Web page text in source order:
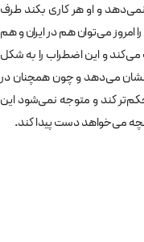
و او هر کاری بکند طرف
امروز می‌توان هم در ایران و هم
و این اضطراب را به شکل
نشان می‌دهد و چون همچنان در
کند و متوجه نمی‌شود این
می‌خواهد دست پیدا کند.